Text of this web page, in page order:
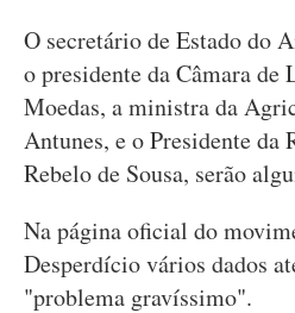
O secretário de Estado do
o presidente da Câmara de
Moedas, a ministra da
Antunes, e o Presidente da
Rebelo de Sousa, serão
Na página oficial do
Desperdício vários dados
"problema gravíssimo".